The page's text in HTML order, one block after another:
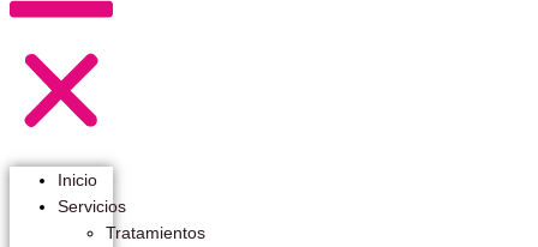
Inicio
Servicios
Tratamientos